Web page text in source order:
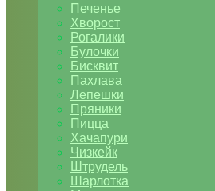
Печенье
Хворост
Рогалики
Булочки
Бисквит
Пахлава
Лепешки
Пряники
Пицца
Хачапури
Чизкейк
Штрудель
Шарлотка